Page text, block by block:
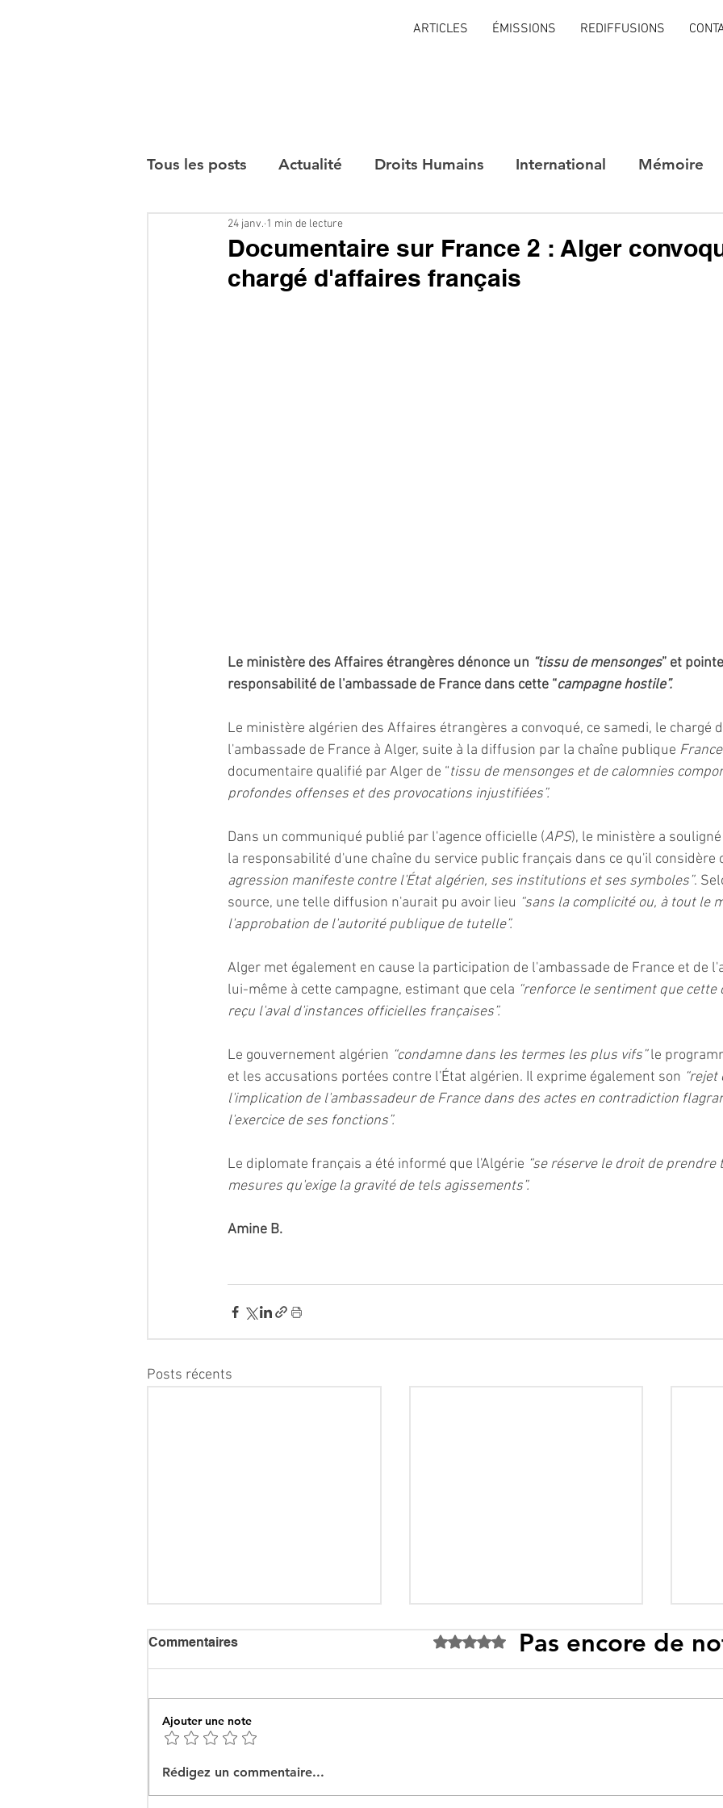
ARTICLES ÉMISSIONS REDIFFUSIONS
Tous les posts Actualité Droits Humains International Mémoire
Interviews
Documentaire sur France 2 : Alger
chargé d'affaires français
24 janv. 1 min de lecture
Le ministère des Affaires étrangères dénonce un “tissu de mensonges” et
responsabilité de l'ambassade de France dans cette “campagne hostile”.
Le ministère algérien des Affaires étrangères a convoqué, ce samedi, le chargé
l'ambassade de France à Alger, suite à la diffusion par la chaîne publique
documentaire qualifié par Alger de “tissu de mensonges et de calomnies
profondes offenses et des provocations injustifiées”.
Dans un communiqué publié par l'agence officielle (APS), le ministère a souligné
la responsabilité d'une chaîne du service public français dans ce qu'il considère
agression manifeste contre l'État algérien, ses institutions et ses symboles”.
source, une telle diffusion n'aurait pu avoir lieu “sans la complicité ou, à tout le
l'approbation de l'autorité publique de tutelle”.
Alger met également en cause la participation de l'ambassade de France et de
lui-même à cette campagne, estimant que cela “renforce le sentiment que cette
reçu l'aval d'instances officielles françaises”.
Le gouvernement algérien “condamne dans les termes les plus vifs” le
et les accusations portées contre l'État algérien. Il exprime également son
l'implication de l'ambassadeur de France dans des actes en contradiction
l'exercice de ses fonctions”.
Le diplomate français a été informé que l'Algérie “se réserve le droit de
mesures qu'exige la gravité de tels agissements”.
Amine B.
Posts récents
bataille des récits pour
mieux cacher la misère
promesses différées,
Commentaires Noté 0 étoile sur 5.Pas encore de
Ajouter une note
Rédigez un commentaire...